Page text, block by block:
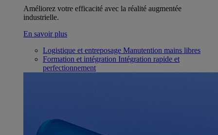
Améliorez votre efficacité avec la réalité augmentée
industrielle.
En savoir plus
Logistique et entreposage Manutention mains libres
Formation et intégration Intégration rapide et
perfectionnement